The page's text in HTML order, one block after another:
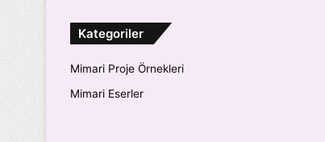
Kategoriler
Mimari Proje Örnekleri
Mimari Eserler